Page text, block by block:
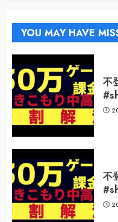
YOU MAY HAVE
不
不